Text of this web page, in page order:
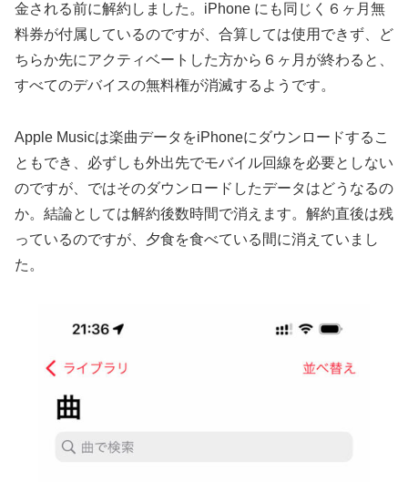
金される前に解約しました。iPhone にも同じく６ヶ月無
料券が付属しているのですが、合算しては使用できず、ど
ちらか先にアクティベートした方から６ヶ月が終わると、
すべてのデバイスの無料権が消滅するようです。
Apple Musicは楽曲データをiPhoneにダウンロードするこ
ともでき、必ずしも外出先でモバイル回線を必要としない
のですが、ではそのダウンロードしたデータはどうなるの
か。結論としては解約後数時間で消えます。解約直後は残
っているのですが、夕食を食べている間に消えていまし
た。